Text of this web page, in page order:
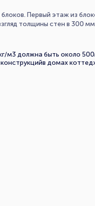
Первый этаж из
толщины стен в 300
м3 должна быть около
домах